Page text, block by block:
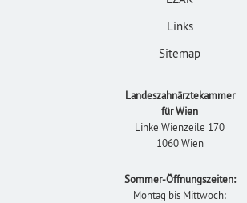
Links
Sitemap
Landeszahnärztekammer
für Wien
Linke Wienzeile 170
1060 Wien
Sommer-Öffnungszeiten:
Montag bis Mittwoch: